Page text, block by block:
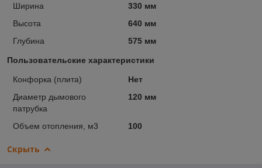
Ширина
330 мм
Высота
640 мм
Глубина
575 мм
Пользовательские характеристики
Конфорка (плита)
Нет
Диаметр дымового
патрубка
120 мм
Объем отопления, м3 100
Скрыть